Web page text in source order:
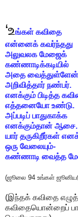
‘உங்கள் கவிதை
என்னைக் கவர்ந்தது
அலுவலக மேஜைக்
கண்ணாடிக்கடியில்
அதை
அறிவித்தார் நண்பர்.
எனக்கும் பிடித்த
எத்தனையோ உண்டு.
அப்படிப் பாதுகாக்க
எனக்கும்தான் ஆசை.
யார் தருகிறீர்கள்
ஒரு வேலையும்-
கண்ணாடி வைத்த
(ஜூலை 94 உங்கள்
(இந்தக் கவிதை
கவிதையொன்றைப்